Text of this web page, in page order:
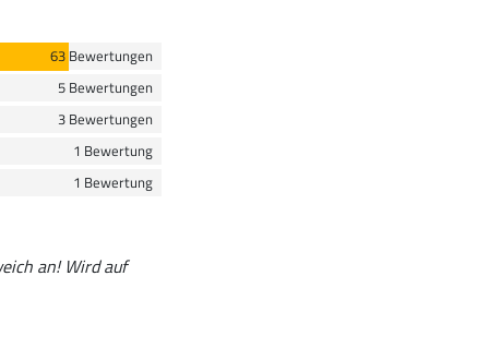
63 Bewertungen
5 Bewertungen
3 Bewertungen
1 Bewertung
1 Bewertung
an! Wird auf